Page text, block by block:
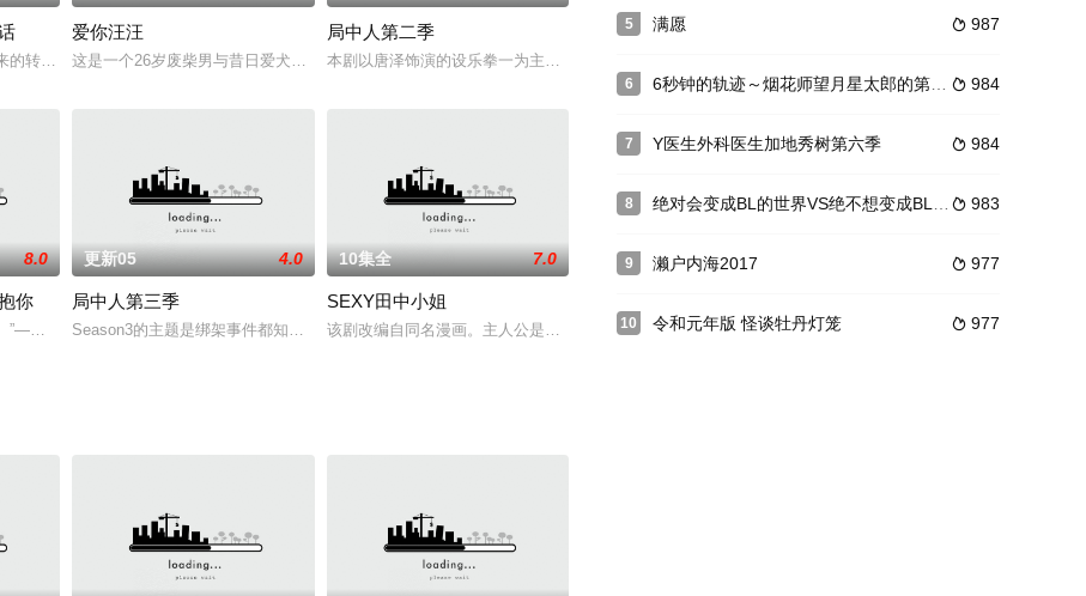
（さけのせい）は、ある企業の
转校生，第一次考试他就拿了第一，还对班级里的被欺侮者出手相救。诚的“拉风”行
爱你汪汪
这是一个26岁废柴男与昔日爱犬再会，互相用爱打动彼此，一同成长的暖心故事。没有梦想也没有欲望，早早进入放
局中人第二季
本剧以唐泽饰演的设乐拳一为主人公，讲述了幕后操纵世界的“破坏者”的暗中活动，以及围绕金钱和权力的人
品。播放期间是1988年1月10日
8.0
你
”——蓉子的人生第一个男友，竟是有妇之夫神栖。在他震撼的告白后，蓉子前去向妻子
更新05 4.0
局中人第三季
Season3的主题是绑架事件都知事选举。因町田扮演的暴行事件而被冤枉的原新闻记者渡边达哉，为了改变东京
10集全 7.0
SEXY田中小姐
该剧改编自同名漫画。主人公是工作很优秀，却没有朋友和恋人，被周围人视为怪人的会计部40岁左右的OL田
5  987
满愿
6  984
6秒钟的轨迹～烟花师望月星太郎的第二个忧郁
7  984
Y医生外科医生加地秀树第六季
8  983
绝对会变成BL的世界VS绝不想变成BL的男人2024
9  977
濑户内海2017
10  977
令和元年版 怪谈牡丹灯笼